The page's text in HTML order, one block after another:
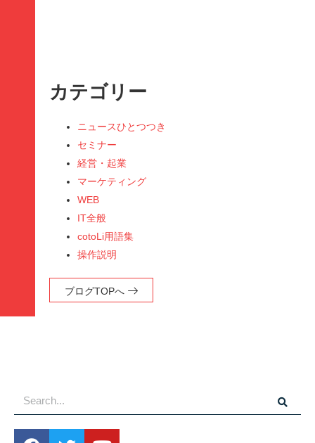
カテゴリー
ニュースひとつつき
セミナー
経営・起業
マーケティング
WEB
IT全般
cotoLi用語集
操作説明
ブログTOPへ